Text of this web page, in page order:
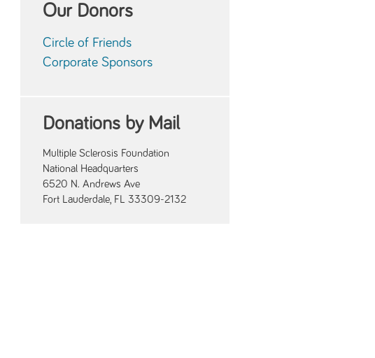
Our Donors
Circle of Friends
Corporate Sponsors
Donations by Mail
Multiple Sclerosis Foundation
National Headquarters
6520 N. Andrews Ave
Fort Lauderdale, FL 33309-2132